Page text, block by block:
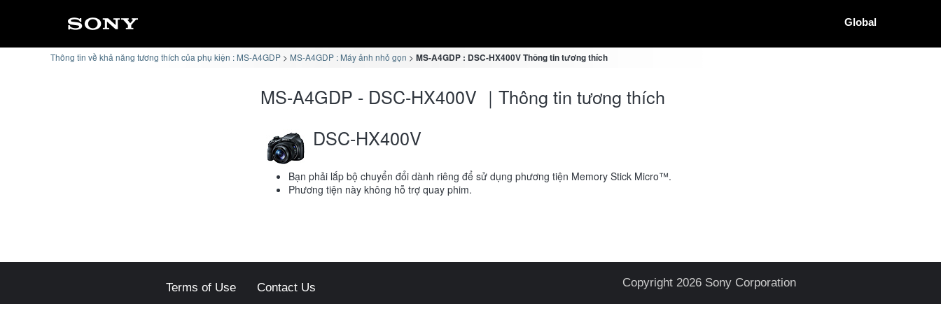
Global
Thông tin về khả năng tương thích của phụ kiện : MS-A4GDP MS-A4GDP : Máy ảnh nhỏ gọn MS-A4GDP : DSC-HX400V Thông tin tương thích
MS-A4GDP - DSC-HX400V ｜Thông tin tương thích
DSC-HX400V
Bạn phải lắp bộ chuyển đổi dành riêng để sử dụng phương tiện Memory Stick Micro™.
Phương tiện này không hỗ trợ quay phim.
Terms of Use Contact Us Copyright 2026 Sony Corporation